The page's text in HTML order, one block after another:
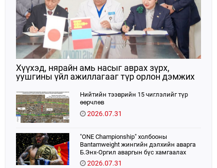
Хүүхэд, нярайн амь насыг аврах зүрх,
уушгины үйл ажиллагааг түр орлон дэмжих
Нийтийн тээврийн 15 чиглэлийг түр
өөрчлөв
2026.07.31
"ONE Championship" холбооны
Bantamweight жингийн дэлхийн аварга
Б.Энх-Оргил аваргын бүс хамгаалах
тулаанаа өнөөдөр хийнэ.
2026.07.31